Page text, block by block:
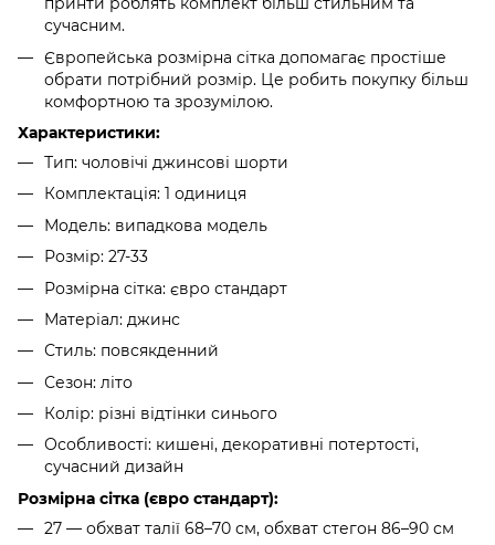
сучасним.
Європейська розмірна сітка допомагає простіше
обрати потрібний розмір. Це робить покупку більш
комфортною та зрозумілою.
Характеристики:
Тип: чоловічі джинсові шорти
Комплектація: 1 одиниця
Модель: випадкова модель
Розмір: 27-33
Розмірна сітка: євро стандарт
Матеріал: джинс
Стиль: повсякденний
Сезон: літо
Колір: різні відтінки синього
Особливості: кишені, декоративні потертості,
сучасний дизайн
Розмірна сітка (євро стандарт):
27 — обхват талії 68–70 см, обхват стегон 86–90 см